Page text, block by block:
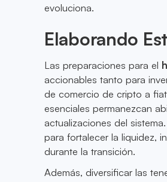
evoluciona.
Elaborando
Las preparaciones para el
accionables tanto para
de comercio de cripto a
esenciales permanezcan
actualizaciones del
para fortalecer la liquidez,
durante la transición.
Además, diversificar las